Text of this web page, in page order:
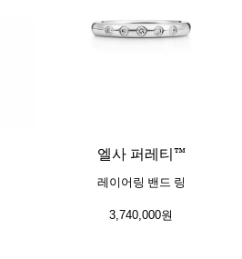
엘사 퍼레티™
레이어링 밴드 링
3,740,000원